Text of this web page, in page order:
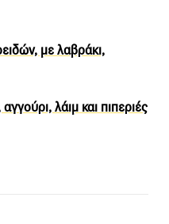
με λαβράκι,
λάιμ και πιπεριές